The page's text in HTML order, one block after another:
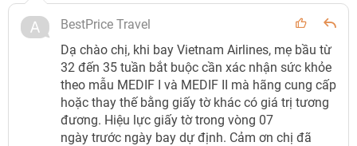
BestPrice Travel
Dạ chào chị, khi bay Vietnam Airlines, mẹ bầu từ
32 đến 35 tuần bắt buộc cần xác nhận sức khỏe
theo mẫu MEDIF I và MEDIF II mà hãng cung cấp
hoặc thay thế bằng giấy tờ khác có giá trị tương
đương. Hiệu lực giấy tờ trong vòng 07
ngày trước ngày bay dự định. Cảm ơn chị đã